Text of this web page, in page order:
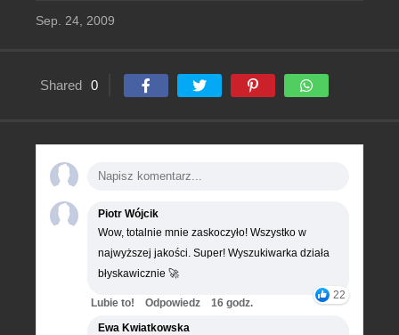
Sep. 24, 2009
Shared 0
Piotr Wójcik
Wow, totalnie mnie zaskoczyło! Wszystko w
najwyższej jakości. Super! Wyszukiwarka działa
błyskawicznie 🚀
22
Lubie to! Odpowiedz
16 godz.
Ewa Kwiatkowska